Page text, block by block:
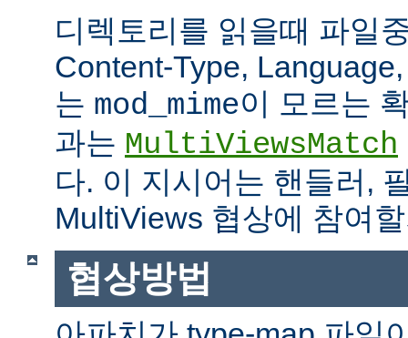
디렉토리를 읽을때 파일
Content-Type,
는 mod_mime이 모르는
과는 MultiViewsMatch
다. 이 지시어는 핸들러,
MultiViews 협상에 참여
협상방법